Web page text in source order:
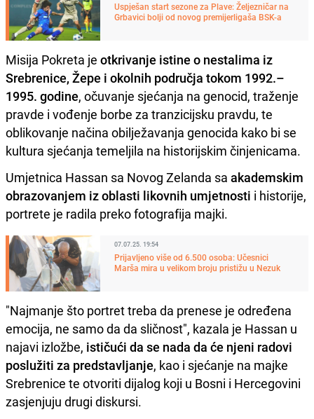
Uspješan start sezone za Plave: Željezničar na
Grbavici bolji od novog premijerligaša BSK-a
Misija Pokreta je otkrivanje istine o nestalima iz
Srebrenice, Žepe i okolnih područja tokom 1992.–
1995. godine, očuvanje sjećanja na genocid, traženje
pravde i vođenje borbe za tranzicijsku pravdu, te
oblikovanje načina obilježavanja genocida kako bi se
kultura sjećanja temeljila na historijskim činjenicama.
Umjetnica Hassan sa Novog Zelanda sa akademskim
obrazovanjem iz oblasti likovnih umjetnosti i historije,
portrete je radila preko fotografija majki.
07.07.25. 19:54
Prijavljeno više od 6.500 osoba: Učesnici
Marša mira u velikom broju pristižu u Nezuk
"Najmanje što portret treba da prenese je određena
emocija, ne samo da da sličnost", kazala je Hassan u
najavi izložbe, ističući da se nada da će njeni radovi
poslužiti za predstavljanje, kao i sjećanje na majke
Srebrenice te otvoriti dijalog koji u Bosni i Hercegovini
zasjenjuju drugi diskursi.